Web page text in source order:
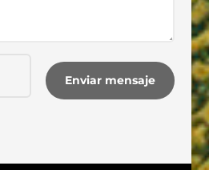
Enviar mensaje